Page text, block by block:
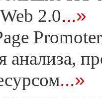
2.0...»
анализа,
...»